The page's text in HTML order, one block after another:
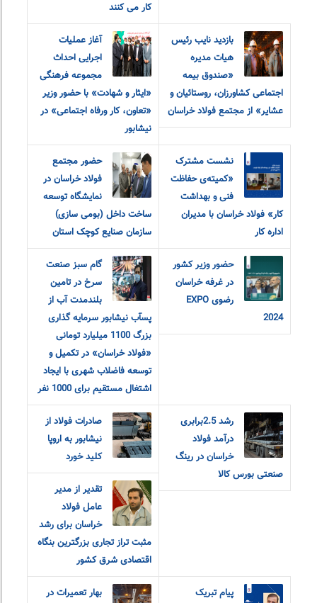
کار می کنند
بازدید نایب رئیس
هیات مدیره
«صندوق بیمه
اجتماعی کشاورزان، روستائیان و
عشایر» از مجتمع فولاد خراسان
آغاز عملیات
اجرایی احداث
مجموعه فرهنگی
«ایثار و شهادت» با حضور وزیر
«تعاون، کار و‌رفاه اجتماعی» در
نیشابور
نشست مشترک
«کمیته‌ی حفاظت
فنی و بهداشت
کار» فولاد خراسان با مدیران
اداره کار
حضور مجتمع
فولاد خراسان در
نمایشگاه توسعه
ساخت داخل (بومی سازی)
سازمان صنایع کوچک استان
حضور وزیر کشور
در غرفه خراسان
رضوی EXPO
2024
گام سبز صنعت
سرخ در تامین
بلندمدت آب از
پسآب نیشابور سرمایه گذاری
بزرگ 1100 میلیارد تومانی
«فولاد خراسان» در تکمیل و
توسعه فاضلاب شهری با ایجاد
اشتغال مستقیم برای 1000 نفر
رشد 2.5برابری
درآمد فولاد
خراسان در رینگ
صنعتی بورس کالا
صادرات فولاد از
نیشابور به اروپا
کلید خورد
تقدیر از مدیر
عامل فولاد
خراسان برای رشد
مثبت تراز تجاری بزرگترین بنگاه
اقتصادی شرق کشور
پیام تبریک
بهار تعمیرات در